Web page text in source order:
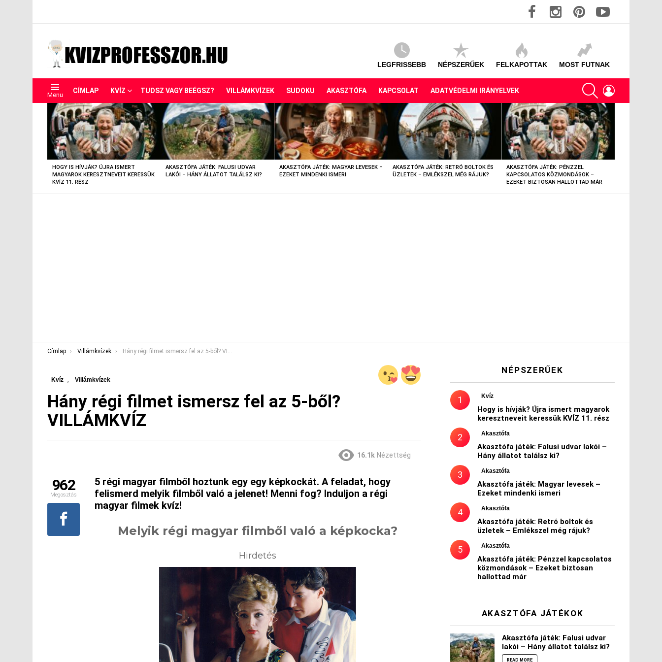
LEGFRISSEBB NÉPSZERŰEK FELKAPOTTAK MOST FUTNAK
Menu CÍMLAP KVÍZ TUDSZ VAGY BEÉGSZ? VILLÁMKVÍZEK SUDOKU AKASZTÓFA KAPCSOLAT ADATVÉDELMI IRÁNYELVEK
SEARCH
LEGUTÓBBIAK
HOGY IS HÍVJÁK? ÚJRA ISMERT
MAGYAROK KERESZTNEVEIT KERESSÜK
KVÍZ 11. RÉSZ
AKASZTÓFA JÁTÉK: FALUSI UDVAR
LAKÓI – HÁNY ÁLLATOT TALÁLSZ KI?
AKASZTÓFA JÁTÉK: MAGYAR LEVESEK –
EZEKET MINDENKI ISMERI
AKASZTÓFA JÁTÉK: RETRÓ BOLTOK ÉS
ÜZLETEK – EMLÉKSZEL MÉG RÁJUK?
AKASZTÓFA JÁTÉK: PÉNZZEL
KAPCSOLATOS KÖZMONDÁSOK –
EZEKET BIZTOSAN HALLOTTAD MÁR
You are here:
Címlap Villámkvízek Hány régi filmet ismersz fel az 5-ből? VILLÁMKVÍZ
Kvíz , Villámkvízek
Hány régi filmet ismersz fel az 5-ből?
VILLÁMKVÍZ
16.1k Nézettség
5 régi magyar filmből hoztunk egy egy képkockát. A feladat, hogy
felismerd melyik filmből való a jelenet! Menni fog? Induljon a régi
magyar filmek kvíz!
Melyik régi magyar filmből való a képkocka?
Hirdetés
962
Megosztás
NÉPSZERŰEK
Kvíz
Hogy is hívják? Újra ismert magyarok
keresztneveit keressük KVÍZ 11. rész
Akasztófa
Akasztófa játék: Falusi udvar lakói –
Hány állatot találsz ki?
Akasztófa
Akasztófa játék: Magyar levesek –
Ezeket mindenki ismeri
Akasztófa
Akasztófa játék: Retró boltok és
üzletek – Emlékszel még rájuk?
Akasztófa
Akasztófa játék: Pénzzel kapcsolatos
közmondások – Ezeket biztosan
hallottad már
AKASZTÓFA JÁTÉKOK
Akasztófa játék: Falusi udvar
lakói – Hány állatot találsz ki?
READ MORE